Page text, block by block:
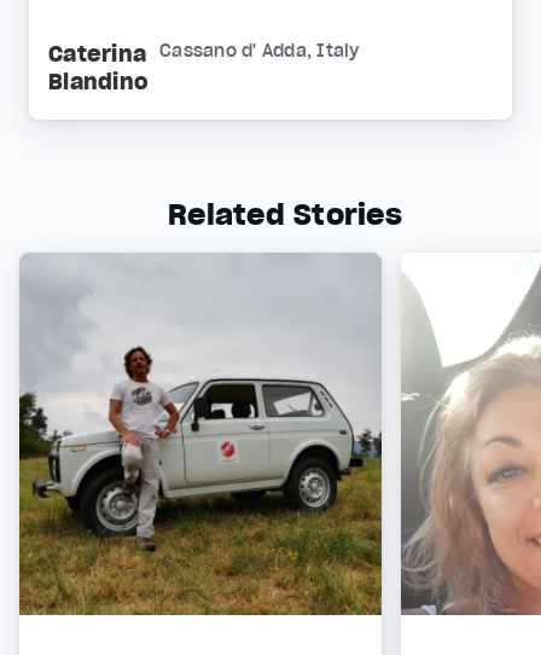
Caterina
Blandino
Cassano d' Adda, Italy
Related Stories